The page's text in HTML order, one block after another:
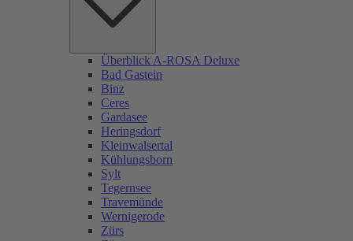
Überblick A-ROSA Deluxe
Bad Gastein
Binz
Ceres
Gardasee
Heringsdorf
Kleinwalsertal
Kühlungsborn
Sylt
Tegernsee
Travemünde
Wernigerode
Zürs